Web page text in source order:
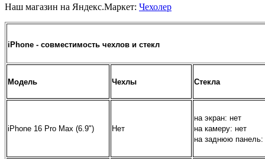
Наш магазин на Яндекс.Маркет: Чехолер
iPhone - совместимость чехлов и стекл
Модель Чехлы Стекла
iPhone 16 Pro Max (6.9") Нет
на экран: нет
на камеру: нет
на заднюю панель: